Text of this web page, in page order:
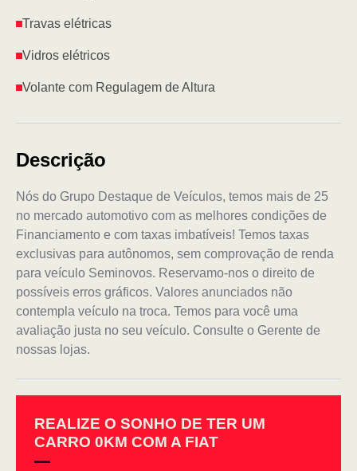
Travas elétricas
Vidros elétricos
Volante com Regulagem de Altura
Descrição
Nós do Grupo Destaque de Veículos, temos mais de 25
no mercado automotivo com as melhores condições de
Financiamento e com taxas imbatíveis! Temos taxas
exclusivas para autônomos, sem comprovação de renda
para veículo Seminovos. Reservamo-nos o direito de
possíveis erros gráficos. Valores anunciados não
contempla veículo na troca. Temos para você uma
avaliação justa no seu veículo. Consulte o Gerente de
nossas lojas.
REALIZE O SONHO DE TER UM
CARRO 0KM COM A FIAT